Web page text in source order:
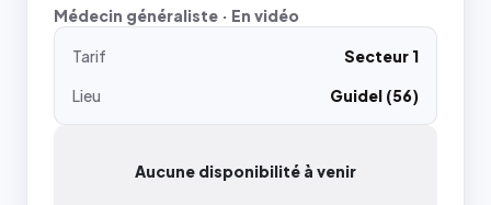
Médecin généraliste · En vidéo
Tarif
Secteur 1
Lieu
Guidel (56)
Aucune disponibilité à venir